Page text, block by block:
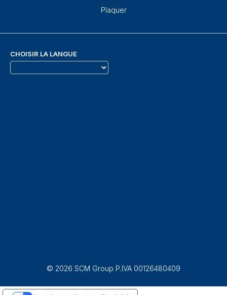
Plaquer
CHOISIR LA LANGUE
© 2026 SCM Group P.IVA 00126480409